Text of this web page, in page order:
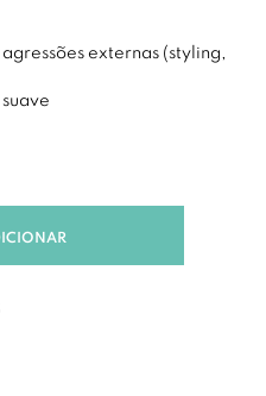
externas (styling,